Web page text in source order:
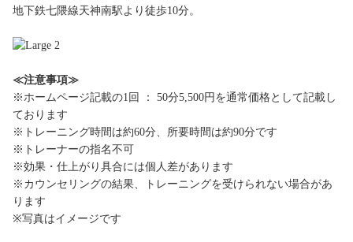
地下鉄七隈線天神南駅より徒歩10分。
≪注意事項≫
※ホームページ記載の1回 ： 50分5,500円を通常価格として記載し
ております
※トレーニング時間は約60分、所要時間は約90分です
※トレーナーの指名不可
※効果・仕上がり具合には個人差があります
※カウンセリングの結果、トレーニングを受けられない場合があ
ります
※写真はイメージです